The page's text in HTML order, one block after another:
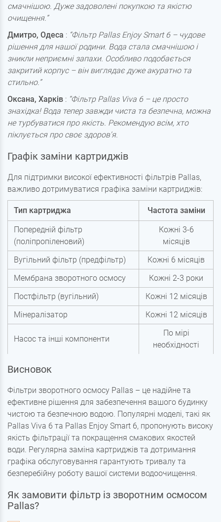
смачнішою. Дуже задоволені покупкою та якістю
очищення.”
Дмитро, Одеса : “Фільтр Pallas Enjoy Smart 6 – чудове
рішення для нашої родини. Вода стала смачнішою і
зникли неприємні запахи. Особливо подобається
закритий корпус – він виглядає дуже акуратно та
стильно.”
Оксана, Харків : “Фільтр Pallas Viva 6 – це просто
знахідка! Вода тепер завжди чиста та безпечна, можна
не турбуватися про якість. Рекомендую всім, хто
піклується про своє здоров'я.
Графік заміни картриджів
Для підтримки високої ефективності фільтрів Pallas,
важливо дотримуватися графіка заміни картриджів:
Тип картриджа Частота заміни
Попередній фільтр
(поліпропіленовий)
Кожні 3-6
місяців
Вугільний фільтр (предфільтр)
Кожні 6 місяців
Мембрана зворотного осмосу
Кожні 2-3 роки
Постфільтр (вугільний)
Кожні 12 місяців
Мінералізатор
Кожні 12 місяців
Насос та інші компоненти
По мірі
необхідності
Висновок
Фільтри зворотного осмосу Pallas – це надійне та
ефективне рішення для забезпечення вашого будинку
чистою та безпечною водою. Популярні моделі, такі як
Pallas Viva 6 та Pallas Enjoy Smart 6, пропонують високу
якість фільтрації та покращення смакових якостей
води. Регулярна заміна картриджів та дотримання
графіка обслуговування гарантують тривалу та
безперебійну роботу вашої системи водоочищення.
Як замовити фільтр із зворотним осмосом
Pallas?